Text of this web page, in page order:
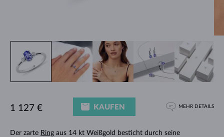
Der zarte Ringaus 14 kt Weißgold besticht durch seine
1 127 € KAUFEN MEHR DETAILS